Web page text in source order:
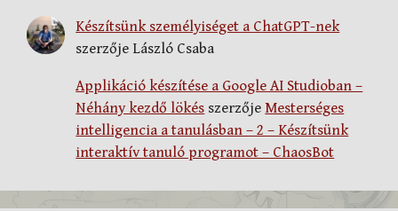
Készítsünk személyiséget a ChatGPT-nek
szerzője László Csaba
Applikáció készítése a Google AI Studioban –
Néhány kezdő lökés szerzőjeMesterséges
intelligencia a tanulásban – 2 – Készítsünk
interaktív tanuló programot – ChaosBot